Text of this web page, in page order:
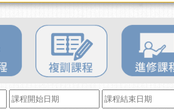
開課囉
12停班停課
來襲，若遇停班停課消息 補課及測驗時間將
課程意見蒐集~
百種？專業講師帶您判斷正確性！
襲，若遇停班停課消息 補課及測驗時間將
07/07停班停課